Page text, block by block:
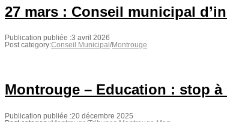
27 mars : Conseil municipal
Publication publiée :3 avril 2026
Post category:Conseil Municipal /Montrouge
Montrouge – Education : stop à
Publication publiée :20 décembre 2025